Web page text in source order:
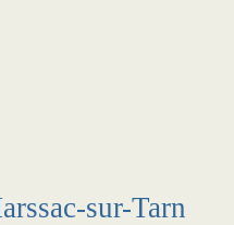
sur-Tarn